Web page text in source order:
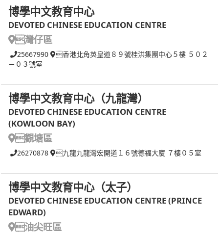
博學中文教育中心
DEVOTED CHINESE EDUCATION CENTRE
灣仔區
25667990
香港北角英皇道８９號桂洪集團中心５樓 ５０２
－０３號室
博學中文教育中心（九龍灣）
DEVOTED CHINESE EDUCATION CENTRE
(KOWLOON BAY)
觀塘區
26270878 九龍九龍灣宏開道１６號德福大廈 ７樓０５室
博學中文教育中心（太子）
DEVOTED CHINESE EDUCATION CENTRE (PRINCE
EDWARD)
油尖旺區